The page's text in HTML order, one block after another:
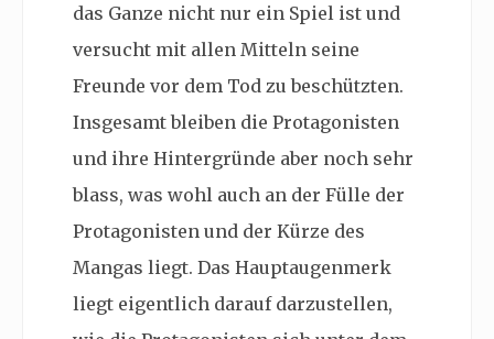
das Ganze nicht nur ein Spiel ist und
versucht mit allen Mitteln seine
Freunde vor dem Tod zu beschützten.
Insgesamt bleiben die Protagonisten
und ihre Hintergründe aber noch sehr
blass, was wohl auch an der Fülle der
Protagonisten und der Kürze des
Mangas liegt. Das Hauptaugenmerk
liegt eigentlich darauf darzustellen,